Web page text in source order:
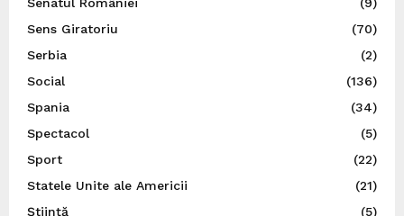
Sens Giratoriu
(70)
Serbia
(2)
Social
(136)
Spania
(34)
Spectacol
(5)
Sport
(22)
Statele Unite ale Americii
(21)
Știință
(5)